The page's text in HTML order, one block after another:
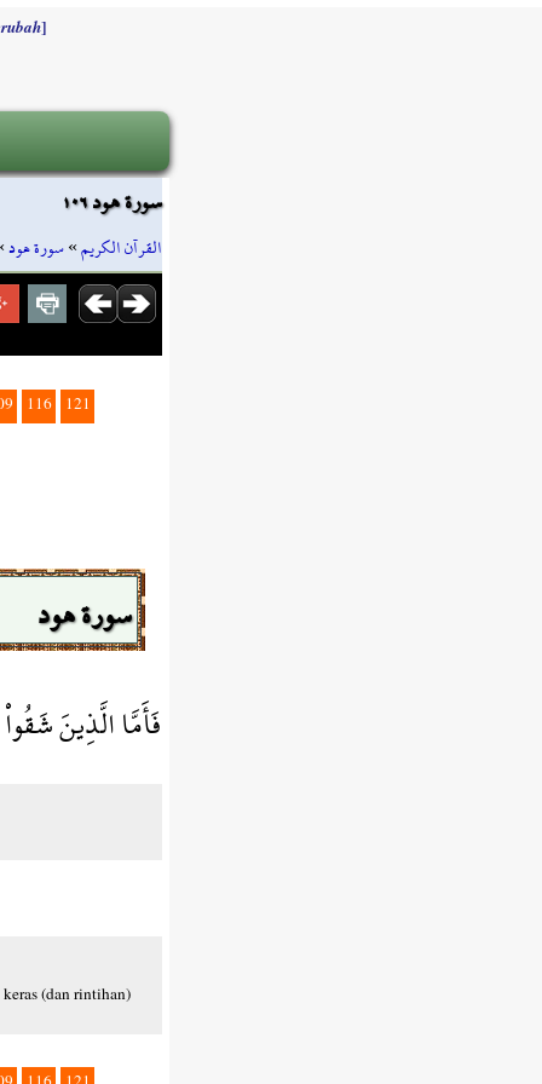
]
سورة هود ١٠٦
القرآن الكريم»سورة هود
116 121
سورة هود
فَأَمَّا الَّذِينَ
(dan rintihan)